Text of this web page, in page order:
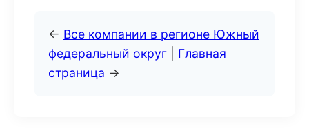
← Все компании в регионе Южный
федеральный округ
Главная
страница →